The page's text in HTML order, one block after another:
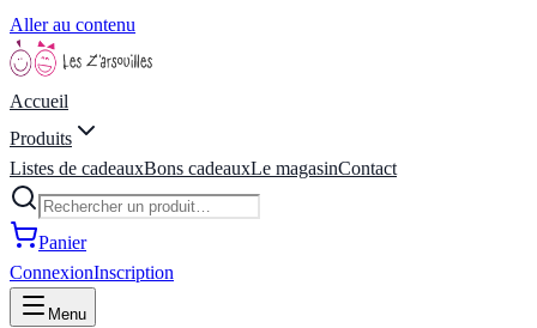
Aller au contenu
Accueil
Produits
Listes de cadeauxBons cadeauxLe magasinContact
Panier
ConnexionInscription
Menu